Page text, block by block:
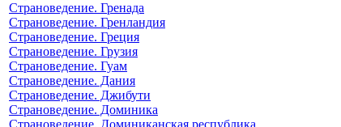
Страноведение. Гренада
Страноведение. Гренландия
Страноведение. Греция
Страноведение. Грузия
Страноведение. Гуам
Страноведение. Дания
Страноведение. Джибути
Страноведение. Доминика
Страноведение. Доминиканская республика